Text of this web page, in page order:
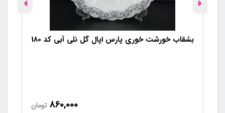
بشقاب خورشت خوری پارس اپال گل نلی آبی کد 180
860,000 تومان